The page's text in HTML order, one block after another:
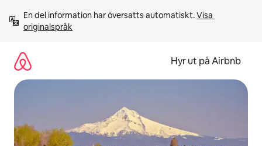
innehåll
En del information har översatts automatiskt. Visa
originalspråk
Hyr ut på Airbnb